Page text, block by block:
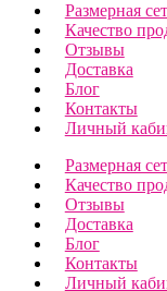
Размерная
Качество
Отзывы
Доставка
Блог
Контакты
Личный
Размерная
Качество
Отзывы
Доставка
Блог
Контакты
Личный